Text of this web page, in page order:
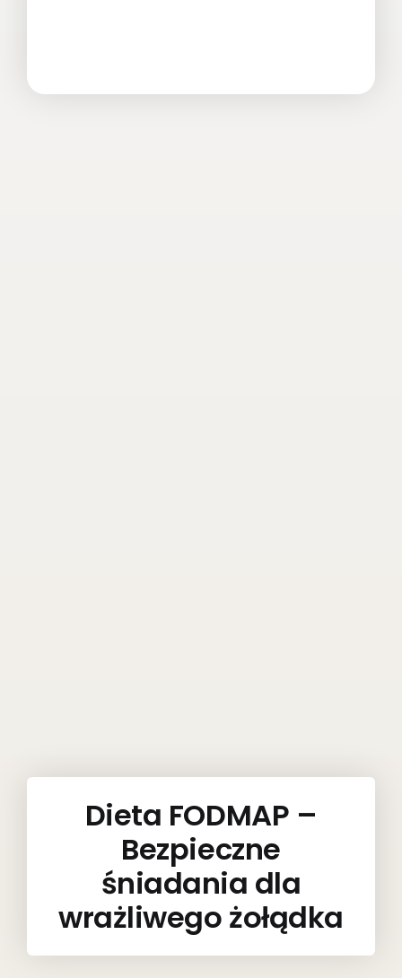
Dieta FODMAP –
Bezpieczne
śniadania dla
wrażliwego żołądka